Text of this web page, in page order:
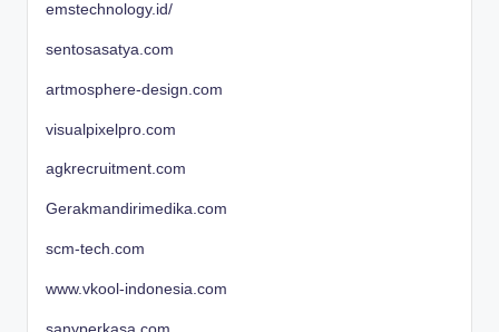
emstechnology.id/
sentosasatya.com
artmosphere-design.com
visualpixelpro.com
agkrecruitment.com
Gerakmandirimedika.com
scm-tech.com
www.vkool-indonesia.com